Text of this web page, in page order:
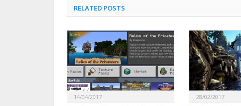
RELATED POSTS
14/04/2017 28/02/2017